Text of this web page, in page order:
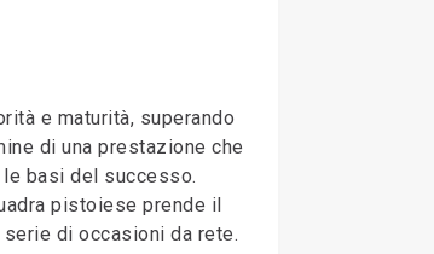
e maturità, superando
di una prestazione che
basi del successo.
pistoiese prende il
di occasioni da rete.